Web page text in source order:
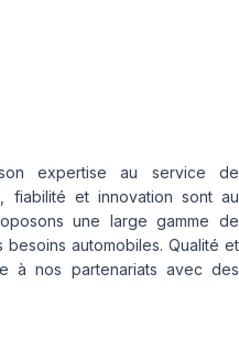
expertise au service de
fiabilité et innovation sont au
une large gamme de
automobiles. Qualité et
à nos partenariats avec des